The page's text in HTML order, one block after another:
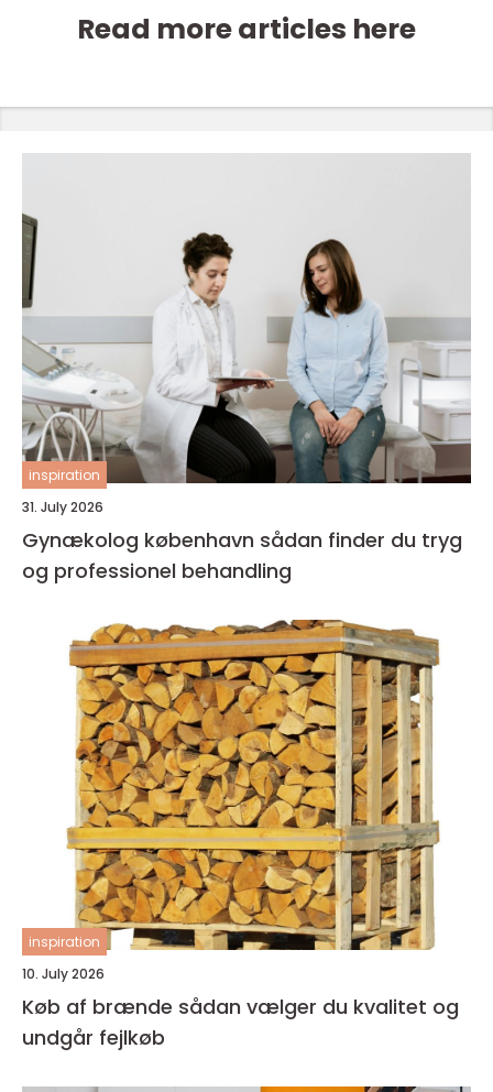
Read more articles here
inspiration
31. July 2026
Gynækolog københavn sådan finder du tryg
og professionel behandling
inspiration
10. July 2026
Køb af brænde sådan vælger du kvalitet og
undgår fejlkøb